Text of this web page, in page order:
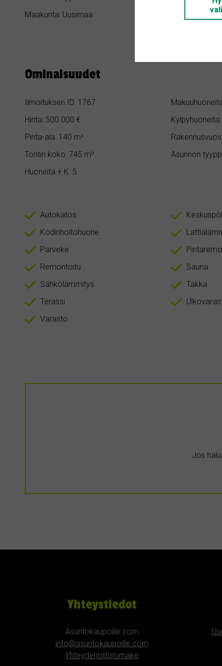
Maakunta: Uusimaa
Kaupunki /
Ominaisuudet
Ilmoituksen ID: 1767
Hinta: 500 000 €
Pinta-ala: 140 m²
Tontin koko: 745 m²
Asunnon
Huoneita + K: 5
Autokatos
Kodinhoitohuone
Parveke
Remontoitu
Sauna
Sähkölämmitys
Takka
Terassi
Varasto
Jos
Yhteystiedot
Asuntokaupoille.com
info@asuntokaupoille.com
Yhteydenottolomake